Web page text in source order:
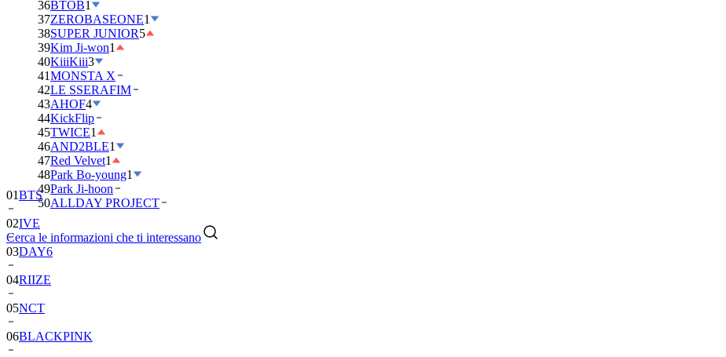
36BTOB1
37ZEROBASEONE1
38SUPER JUNIOR5
39Kim Ji-won1
40KiiiKiii3
41MONSTA X
42LE SSERAFIM
43AHOF4
44KickFlip
45TWICE1
46AND2BLE1
47Red Velvet1
48Park Bo-young1
49Park Ji-hoon
50ALLDAY PROJECT
Cerca le informazioni che ti interessano
01BTS
02IVE
03DAY6
04RIIZE
05NCT
06BLACKPINK